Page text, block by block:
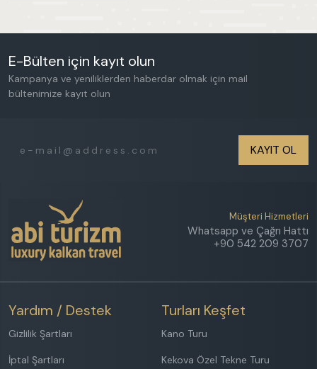
E-Bülten için kayıt olun
Kampanya ve yeniliklerden haberdar olmak için mail
bültenimize kayıt olun
KAYIT OL
Müşteri Hizmetleri
Whatsapp ve Çağrı Hattı
+90 542 209 3707
Yardım / Destek
Gizlilik Şartları
İptal Şartları
Turları Keşfet
Kano Turu
Kekova Özel Tekne Turu